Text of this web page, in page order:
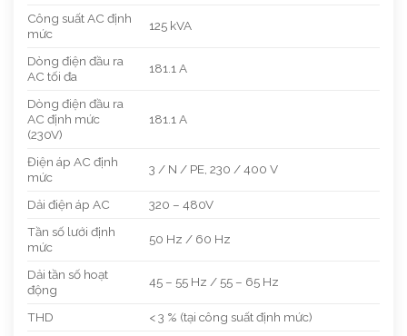
Công suất AC định
mức
125 kVA
Dòng điện đầu ra
AC tối đa
181.1 A
Dòng điện đầu ra
AC định mức
(230V)
181.1 A
Điện áp AC định
mức
3 / N / PE, 230 / 400 V
Dải điện áp AC
320 – 480V
Tần số lưới định
mức
50 Hz / 60 Hz
Dải tần số hoạt
động
45 – 55 Hz / 55 – 65 Hz
THD
< 3 % (tại công suất định mức)